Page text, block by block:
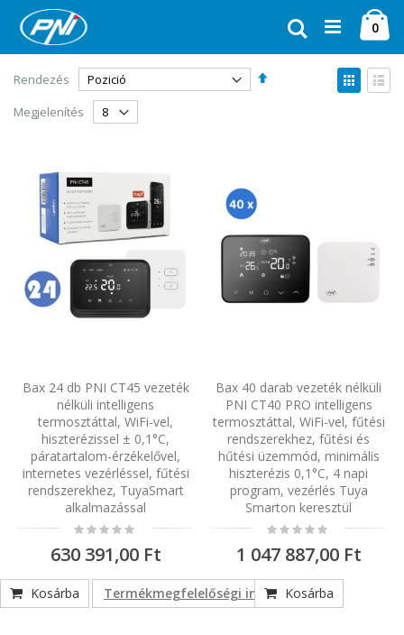
Ugrás
tartalomhoz
0
Keresés
Rendezés
Csökkenő
Megjelenítés
Bax 24 db PNI CT45 vezeték
nélküli intelligens
termosztáttal, WiFi-vel,
hiszterézissel ± 0,1°C,
páratartalom-érzékelővel,
internetes vezérléssel, fűtési
rendszerekhez, TuyaSmart
alkalmazással
Rating:
0%
630 391,00 Ft
Kosárba Termékmegfelelőségi információk
Bax 40 darab vezeték nélküli
PNI CT40 PRO intelligens
termosztáttal, WiFi-vel, fűtési
rendszerekhez, fűtési és
hűtési üzemmód, minimális
hiszterézis 0,1°C, 4 napi
program, vezérlés Tuya
Smarton keresztül
Rating:
0%
1 047 887,00 Ft
Kosárba